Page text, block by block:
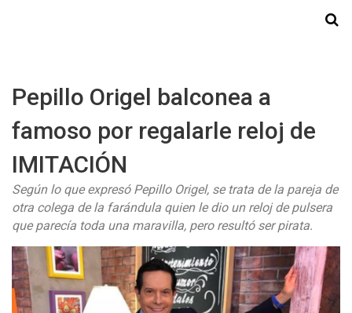
Pepillo Origel balconea a
famoso por regalarle reloj de
IMITACIÓN
Según lo que expresó Pepillo Origel, se trata de la pareja de
otra colega de la farándula quien le dio un reloj de pulsera
que parecía toda una maravilla, pero resultó ser pirata.